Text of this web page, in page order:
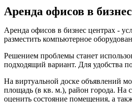
Аренда офисов в
Аренда офисов в бизнес центрах -
разместить компьютерное
Решением проблемы станет
подходящий вариант. Для удобства
На виртуальной доске объявлений
площадь (в кв. м.), район города. На
оценить состояние помещения, а